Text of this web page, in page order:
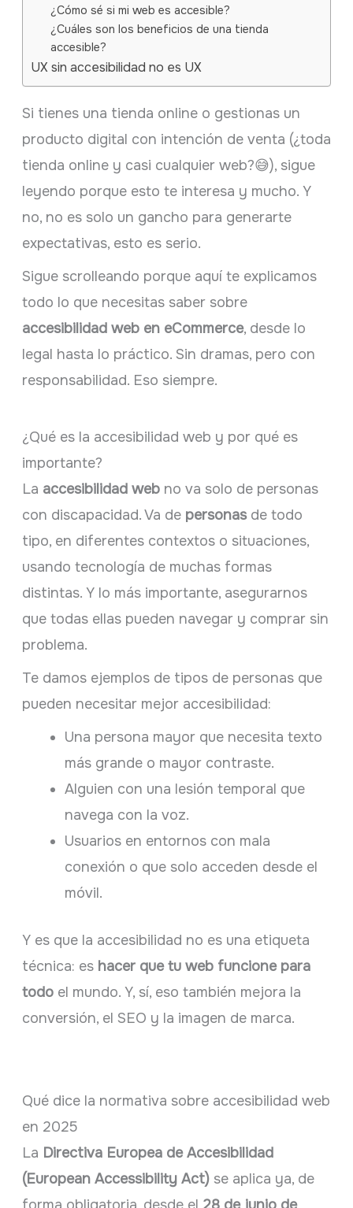
¿Cómo sé si mi web es accesible?
¿Cuáles son los beneficios de una tienda
accesible?
UX sin accesibilidad no es UX
Si tienes una tienda online o gestionas un
producto digital con intención de venta (¿toda
tienda online y casi cualquier web?😅), sigue
leyendo porque esto te interesa y mucho. Y
no, no es solo un gancho para generarte
expectativas, esto es serio.
Sigue scrolleando porque aquí te explicamos
todo lo que necesitas saber sobre
accesibilidad web en eCommerce, desde lo
legal hasta lo práctico. Sin dramas, pero con
responsabilidad. Eso siempre.
¿Qué es la accesibilidad web y por qué es
importante?
La accesibilidad webno va solo de personas
con discapacidad. Va de personas de todo
tipo, en diferentes contextos o situaciones,
usando tecnología de muchas formas
distintas. Y lo más importante, asegurarnos
que todas ellas pueden navegar y comprar sin
problema.
Te damos ejemplos de tipos de personas que
pueden necesitar mejor accesibilidad:
Una persona mayor que necesita texto
más grande o mayor contraste.
Alguien con una lesión temporal que
navega con la voz.
Usuarios en entornos con mala
conexión o que solo acceden desde el
móvil.
Y es que la accesibilidad no es una etiqueta
técnica: es hacer que tu web funcione para
todoel mundo. Y, sí, eso también mejora la
conversión, el SEO y la imagen de marca.
Qué dice la normativa sobre accesibilidad web
en 2025
La Directiva Europea de Accesibilidad
(European Accessibility Act)se aplica ya, de